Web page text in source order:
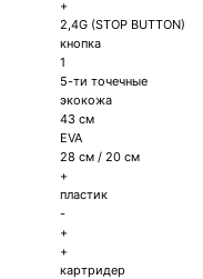
+
2,4G (STOP BUTTON)
кнопка
1
5-ти точечные
экокожа
43 см
EVA
28 см / 20 см
+
пластик
-
+
+
картридер